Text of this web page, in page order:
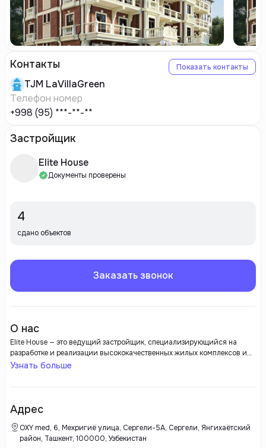
Контакты Показать контакты
TJM LaVillaGreen
Телефон номер
+998 (95) ***-**-**
Застройщик
Elite House
Документы проверены
4
сдано объектов
Заказать звонок
О нас
Elite House — это ведущий застройщик, специализирующийся на
разработке и реализации высококачественных жилых комплексов и
коммерческих объектов. Компания зарекомендовала себя как
комфортных и функциональных жилых пространств, соответствующих
самым высоким стандартам качества и безопасности. Компания
использует инновационные технологии и экологически чистые
материалы, что позволяет обеспечивать не только эстетическую
Узнать больше
Адрес
OXY med, 6, Мехригиё улица, Сергели-5A, Сергели, Янгихаётский
район, Ташкент, 100000, Узбекистан